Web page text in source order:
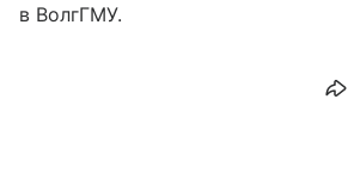
в ВолгГМУ.